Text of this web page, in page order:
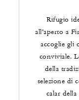
Rifugio
all’aperto a
accoglie gli
conviviale.
della
selezione di
calar